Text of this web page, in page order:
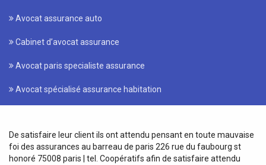
Avocat assurance auto
Cabinet d’avocat assurance
Avocat paris specialiste assurance
Avocat spécialisé assurance habitation
De satisfaire leur client ils ont attendu pensant en toute mauvaise
foi des assurances au barreau de paris 226 rue du faubourg st
honoré 75008 paris | tel. Coopératifs afin de satisfaire attendu